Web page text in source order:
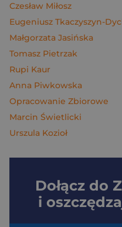
Czesław Miłosz
Eugeniusz Tkaczyszyn-
Małgorzata Jasińska
Tomasz Pietrzak
Rupi Kaur
Anna Piwkowska
Opracowanie Zbiorowe
Marcin Świetlicki
Urszula Kozioł
Dołącz do
i